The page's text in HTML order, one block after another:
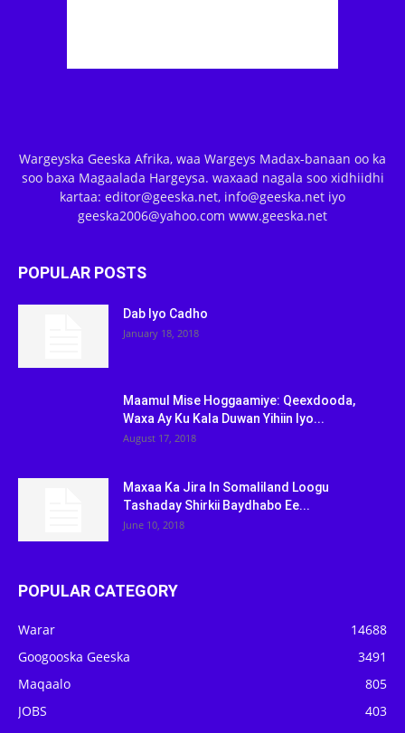
Wargeyska Geeska Afrika, waa Wargeys Madax-banaan oo ka
soo baxa Magaalada Hargeysa. waxaad nagala soo xidhiidhi
kartaa: editor@geeska.net, info@geeska.net iyo
geeska2006@yahoo.com www.geeska.net
POPULAR POSTS
Dab Iyo Cadho
January 18, 2018
Maamul Mise Hoggaamiye: Qeexdooda,
Waxa Ay Ku Kala Duwan Yihiin Iyo...
August 17, 2018
Maxaa Ka Jira In Somaliland Loogu
Tashaday Shirkii Baydhabo Ee...
June 10, 2018
POPULAR CATEGORY
Warar
14688
Googooska Geeska
3491
Maqaalo
805
JOBS
403